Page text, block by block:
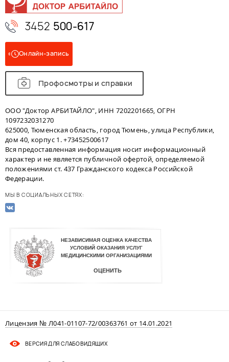
3452 500-617
Онлайн-запись
Профосмотры и справки
ООО "Доктор АРБИТАЙЛО", ИНН 7202201665, ОГРН
1097232031270
625000, Тюменская область, город Тюмень, улица Республики,
дом 40, корпус 1. +73452500617
Вся предоставленная информация носит информационный
характер и не является публичной офертой, определяемой
положениями ст. 437 Гражданского кодекса Российской
Федерации.
МЫ В СОЦИАЛЬНЫХ СЕТЯХ:
Лицензия № Л041-01107-72/00363761 от 14.01.2021
ВЕРСИЯ ДЛЯ СЛАБОВИДЯЩИХ